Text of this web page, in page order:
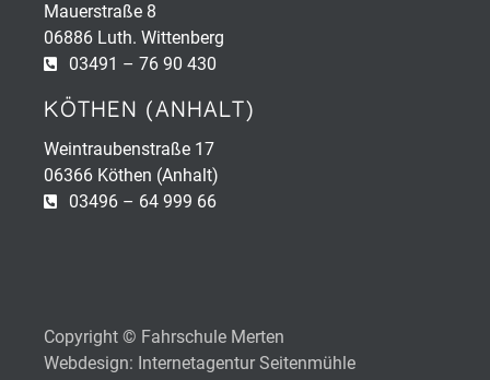
Mauerstraße 8
06886 Luth. Wittenberg
03491 – 76 90 430
KÖTHEN (ANHALT)
Weintraubenstraße 17
06366 Köthen (Anhalt)
03496 – 64 999 66
Copyright © Fahrschule Merten
Webdesign: Internetagentur Seitenmühle